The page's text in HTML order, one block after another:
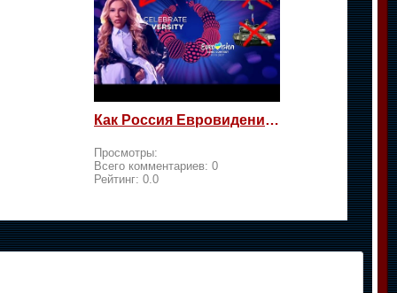
Как Россия Евровидение на жалость берет
Просмотры:
Всего комментариев: 0
Рейтинг: 0.0